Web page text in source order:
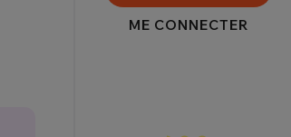
ME CONNECTER